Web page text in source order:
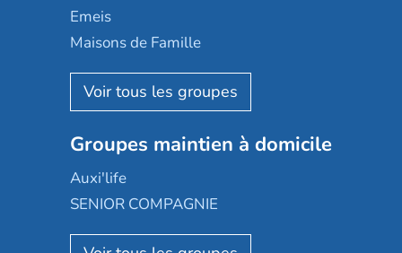
Domusvi
Happy Senior
Aquarelia
Nexity edenea
Les jardins d'Arcadie
Occitalia
Appartseniors
Reseda
Emeis
Maisons de Famille
Korian
Emera
Groupe SOS
Le Noble Âge
Almage
Groupes maintien à domicile
Auxi'life
SENIOR COMPAGNIE
AGE D'OR Services